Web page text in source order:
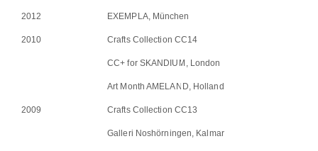
2012 EXEMPLA, München
2010 Crafts Collection CC14
CC+ for SKANDIUM, London
Art Month AMELAND, Holland
2009 Crafts Collection CC13
Galleri Noshörningen, Kalmar